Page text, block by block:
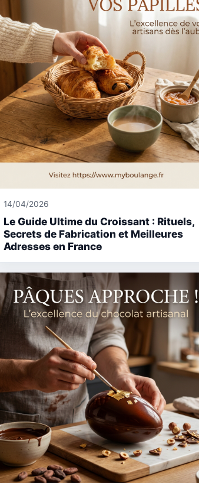
14/04/2026
Le Guide Ultime du Croissant : Rituels,
Secrets de Fabrication et Meilleures
Adresses en France